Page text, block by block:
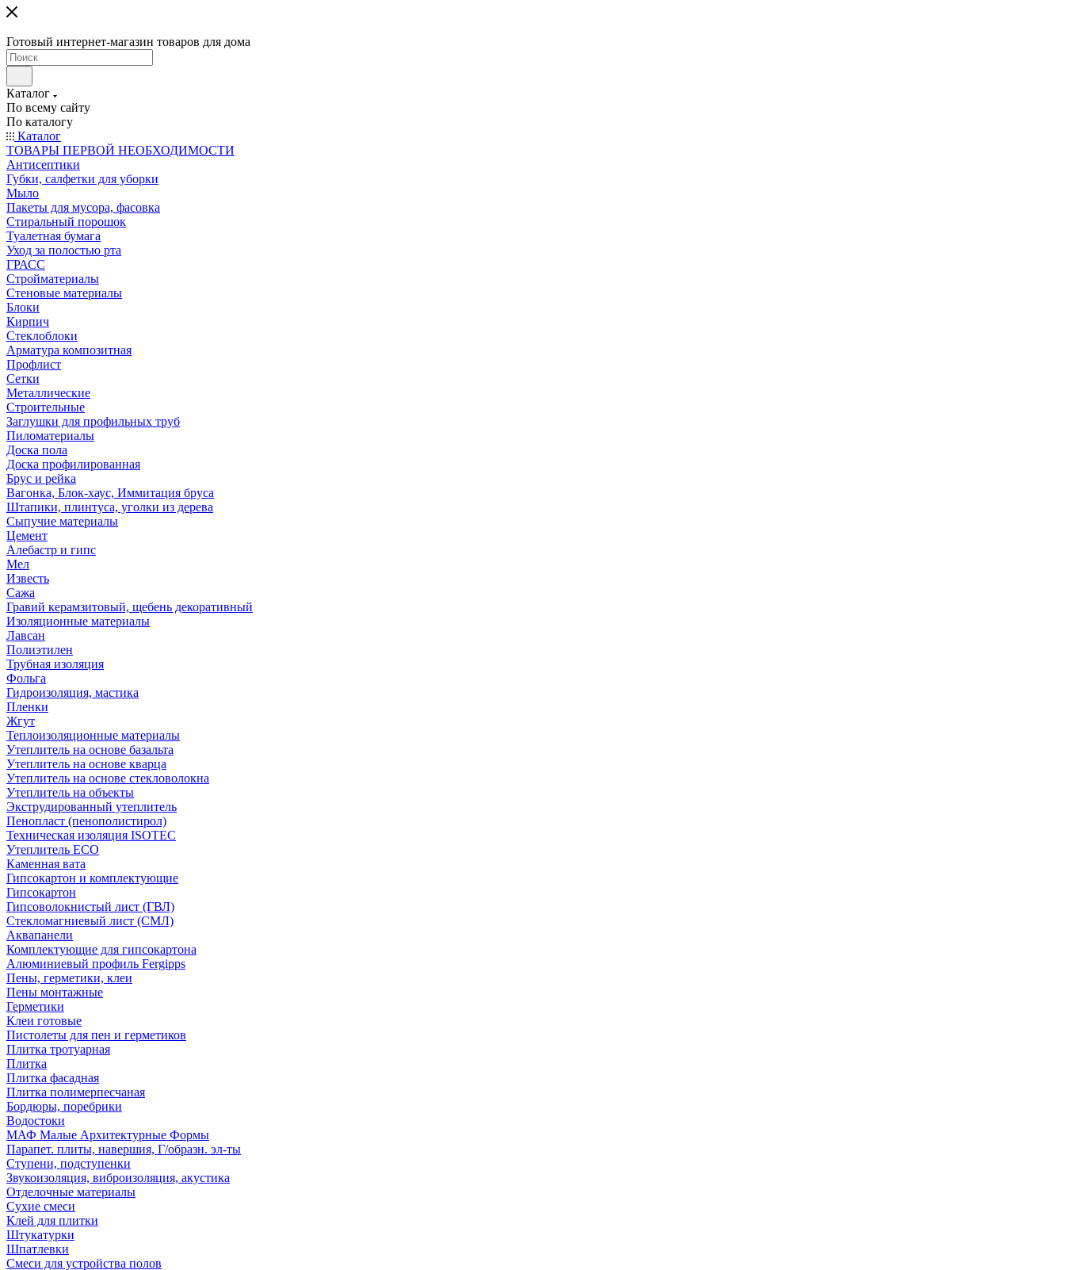
Готовый интернет-магазин товаров для дома
Каталог
По всему сайту
По каталогу
Каталог
ТОВАРЫ ПЕРВОЙ НЕОБХОДИМОСТИ
Антисептики
Губки, салфетки для уборки
Мыло
Пакеты для мусора, фасовка
Стиральный порошок
Туалетная бумага
Уход за полостью рта
ГРАСС
Стройматериалы
Стеновые материалы
Блоки
Кирпич
Стеклоблоки
Арматура композитная
Профлист
Сетки
Металлические
Строительные
Заглушки для профильных труб
Пиломатериалы
Доска пола
Доска профилированная
Брус и рейка
Вагонка, Блок-хаус, Иммитация бруса
Штапики, плинтуса, уголки из дерева
Сыпучие материалы
Цемент
Алебастр и гипс
Мел
Известь
Сажа
Гравий керамзитовый, щебень декоративный
Изоляционные материалы
Лавсан
Полиэтилен
Трубная изоляция
Фольга
Гидроизоляция, мастика
Пленки
Жгут
Теплоизоляционные материалы
Утеплитель на основе базальта
Утеплитель на основе кварца
Утеплитель на основе стекловолокна
Утеплитель на объекты
Экструдированный утеплитель
Пенопласт (пенополистирол)
Техническая изоляция ISOTEC
Утеплитель ECO
Каменная вата
Гипсокартон и комплектующие
Гипсокартон
Гипсоволокнистый лист (ГВЛ)
Стекломагниевый лист (СМЛ)
Аквапанели
Комплектующие для гипсокартона
Алюминиевый профиль Fergipps
Пены, герметики, клеи
Пены монтажные
Герметики
Клеи готовые
Пистолеты для пен и герметиков
Плитка тротуарная
Плитка
Плитка фасадная
Плитка полимерпесчаная
Бордюры, поребрики
Водостоки
МАФ Малые Архитектурные Формы
Парапет. плиты, навершия, Г/образн. эл-ты
Ступени, подступенки
Звукоизоляция, виброизоляция, акустика
Отделочные материалы
Сухие смеси
Клей для плитки
Штукатурки
Шпатлевки
Смеси для устройства полов